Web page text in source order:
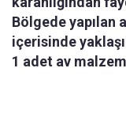
Bölgede yapılan
içerisinde
1 adet av